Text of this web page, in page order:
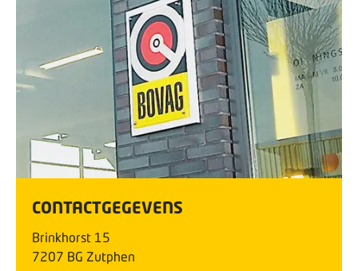
CONTACTGEGEVENS
Brinkhorst 15
7207 BG Zutphen